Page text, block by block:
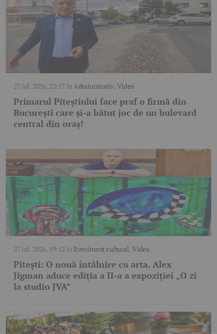
27 iul. 2026, 22:17înAdministrativ, Video
Primarul Piteștiului face praf o firmă din
București care și-a bătut joc de un bulevard
central din oraș!
27 iul. 2026, 19:12 în Eveniment cultural, Video
Pitești: O nouă întâlnire cu arta. Alex
Jigman aduce ediția a II-a a expoziției „O zi
la studio JVA”